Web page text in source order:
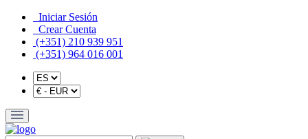
Iniciar Sesión
Crear Cuenta
(+351) 210 939 951
(+351) 964 016 001